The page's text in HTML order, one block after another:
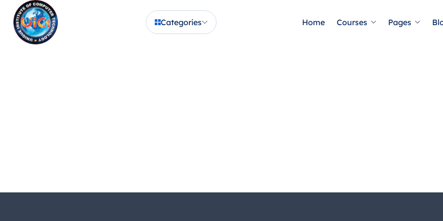
Categories Home Courses Pages